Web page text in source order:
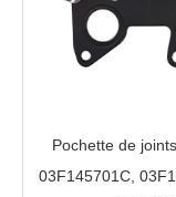
Pochette de
03F145701C,